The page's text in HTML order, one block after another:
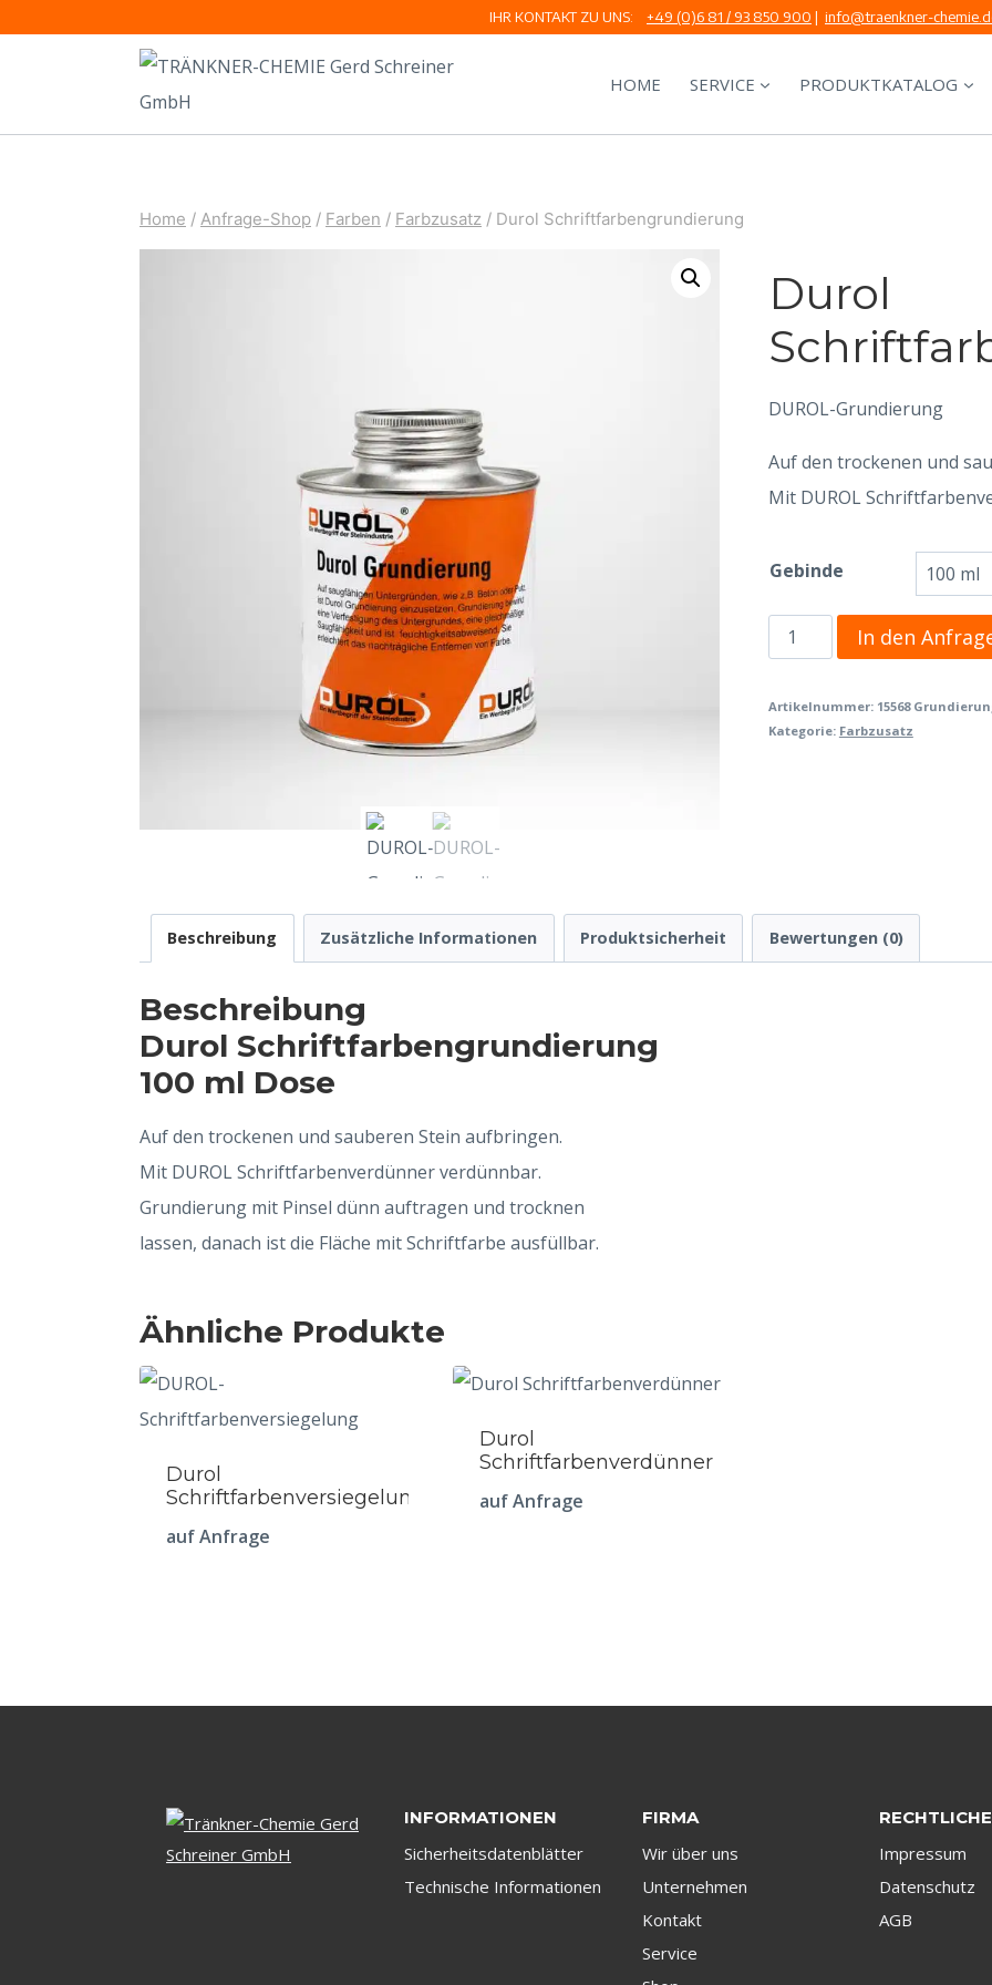
IHR KONTAKT ZU UNS: +49 (0)6 81 / 93 850 900 | info@traenkner-
HOME SERVICE PRODUKTKATALOG
Home / Anfrage-Shop / Farben / Farbzusatz / Durol Schriftfarbengrundierung
Durol
DUROL-Grundierung
Auf den trockenen und
Mit DUROL
Gebinde
Durol
Schriftfarbengrundierung
Menge
In den
Artikelnummer: 15568
Kategorie: Farbzusatz
Beschreibung Zusätzliche Informationen Produktsicherheit Bewertungen (0)
Beschreibung
Durol Schriftfarbengrundierung
100 ml Dose
Auf den trockenen und sauberen Stein aufbringen.
Mit DUROL Schriftfarbenverdünner verdünnbar.
Grundierung mit Pinsel dünn auftragen und trocknen
lassen, danach ist die Fläche mit Schriftfarbe ausfüllbar.
Ähnliche Produkte
Durol
Schriftfarbenversiegelung
auf Anfrage
Durol
Schriftfarbenverdünner
auf Anfrage
INFORMATIONEN
Sicherheitsdatenblätter
Technische Informationen
FIRMA
Wir über uns
Unternehmen
Kontakt
Service
Impressum
Datenschutz
AGB